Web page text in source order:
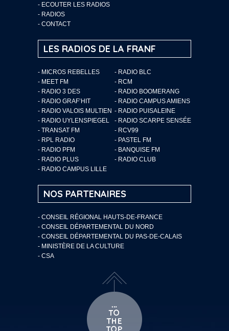
- ECOUTER LES RADIOS
- RADIOS
- CONTACT
LES RADIOS DE LA FRANF
- MICROS REBELLES
- RADIO BLC
- MEET FM
- RCM
- RADIO 3 DES
- RADIO BOOMERANG
- RADIO GRAF’HIT
- RADIO CAMPUS AMIENS
- RADIO VALOIS MULTIEN - RADIO PUISALEINE
- RADIO UYLENSPIEGEL
- RADIO SCARPE SENSÉE
- TRANSAT FM
- RCV99
- RPL RADIO
- PASTEL FM
- RADIO PFM
- BANQUISE FM
- RADIO PLUS
- RADIO CLUB
- RADIO CAMPUS LILLE
NOS PARTENAIRES
- CONSEIL RÉGIONAL HAUTS-DE-FRANCE
- CONSEIL DÉPARTEMENTAL DU NORD
- CONSEIL DÉPARTEMENTAL DU PAS-DE-CALAIS
- MINISTÈRE DE LA CULTURE
- CSA